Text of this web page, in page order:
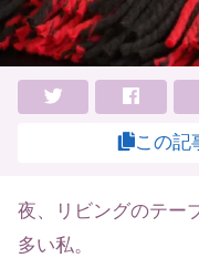
この記
夜、リビングのテー
多い私。